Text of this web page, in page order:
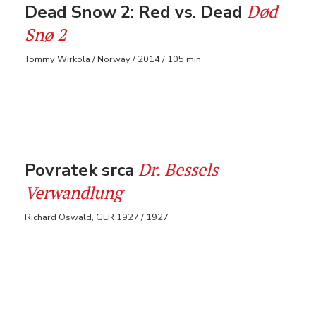
Dead Snow 2: Red vs. Dead Død
Snø 2
Tommy Wirkola / Norway / 2014 / 105 min
Povratek srca Dr. Bessels
Verwandlung
Richard Oswald, GER 1927 / 1927